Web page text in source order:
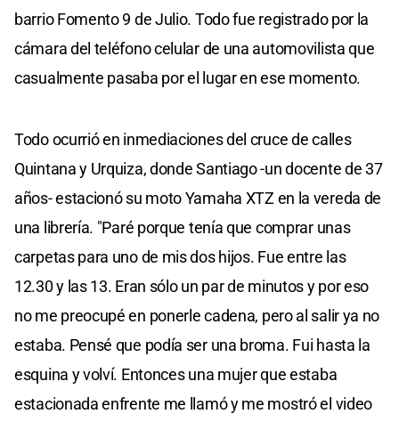
barrio Fomento 9 de Julio. Todo fue registrado por la
cámara del teléfono celular de una automovilista que
casualmente pasaba por el lugar en ese momento.
Todo ocurrió en inmediaciones del cruce de calles
Quintana y Urquiza, donde Santiago -un docente de 37
años- estacionó su moto Yamaha XTZ en la vereda de
una librería. "Paré porque tenía que comprar unas
carpetas para uno de mis dos hijos. Fue entre las
12.30 y las 13. Eran sólo un par de minutos y por eso
no me preocupé en ponerle cadena, pero al salir ya no
estaba. Pensé que podía ser una broma. Fui hasta la
esquina y volví. Entonces una mujer que estaba
estacionada enfrente me llamó y me mostró el video